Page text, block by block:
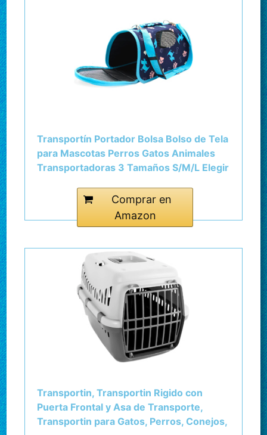
Transportín Portador Bolsa Bolso de Tela
para Mascotas Perros Gatos Animales
Transportadoras 3 Tamaños S/M/L Elegir
Comprar en
Amazon
Transportin, Transportin Rigido con
Puerta Frontal y Asa de Transporte,
Transportin para Gatos, Perros, Conejos,